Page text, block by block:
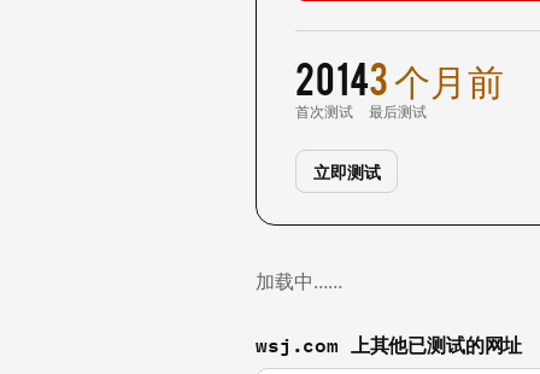
2014
首次测试
3 个月前
最后测试
立即测试
加载中……
wsj.com 上其他已测试的网址